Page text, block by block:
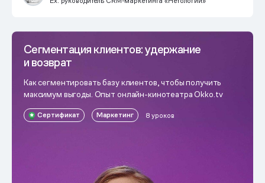
Сегментация клиентов: удержание
и возврат
Как сегментировать базу клиентов, чтобы получить
максимум выгоды. Опыт онлайн-кинотеатра Okko.tv
Сертификат Маркетинг 8 уроков